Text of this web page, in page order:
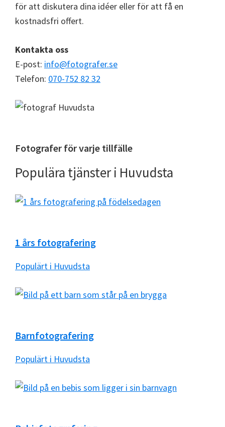
för att diskutera dina idéer eller för att få en
kostnadsfri offert.
Kontakta oss
E-post: info@fotografer.se
Telefon: 070-752 82 32
Fotografer för varje tillfälle
Populära tjänster i Huvudsta
1 års fotografering
Populärt i Huvudsta
Barnfotografering
Populärt i Huvudsta